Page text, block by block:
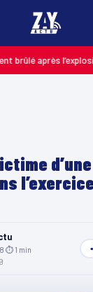
l’explosion
⏱ 1 min